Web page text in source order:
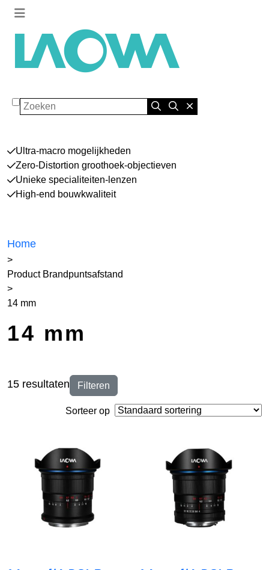
Zoeken
Ultra-macro mogelijkheden
Zero-Distortion groothoek-objectieven
Unieke specialiteiten-lenzen
High-end bouwkwaliteit
Home
>
Product Brandpuntsafstand
>
14 mm
14 mm
Filteren
15 resultaten
Sorteer op